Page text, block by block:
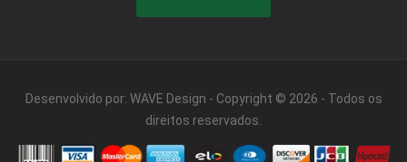
Desenvolvido por: WAVE Design - Copyright © 2026 - Todos os
direitos reservados.